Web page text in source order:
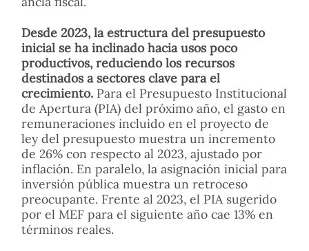
Desde 2023, la estructura del presupuesto
inicial se ha inclinado hacia usos poco
productivos, reduciendo los recursos
destinados a sectores clave para el
crecimiento. Para el Presupuesto Institucional
de Apertura (PIA) del próximo año, el gasto en
remuneraciones incluido en el proyecto de
ley del presupuesto muestra un incremento
de 26% con respecto al 2023, ajustado por
inflación. En paralelo, la asignación inicial para
inversión pública muestra un retroceso
preocupante. Frente al 2023, el PIA sugerido
por el MEF para el siguiente año cae 13% en
términos reales.